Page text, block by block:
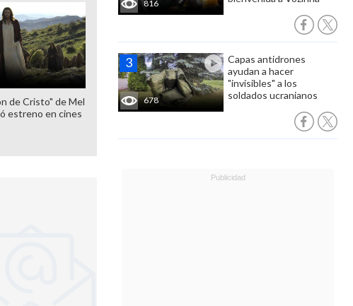
816
678
Capas antidrones
ayudan a hacer
"invisibles" a los
soldados ucranianos
de Cristo" de Mel
estreno en cines